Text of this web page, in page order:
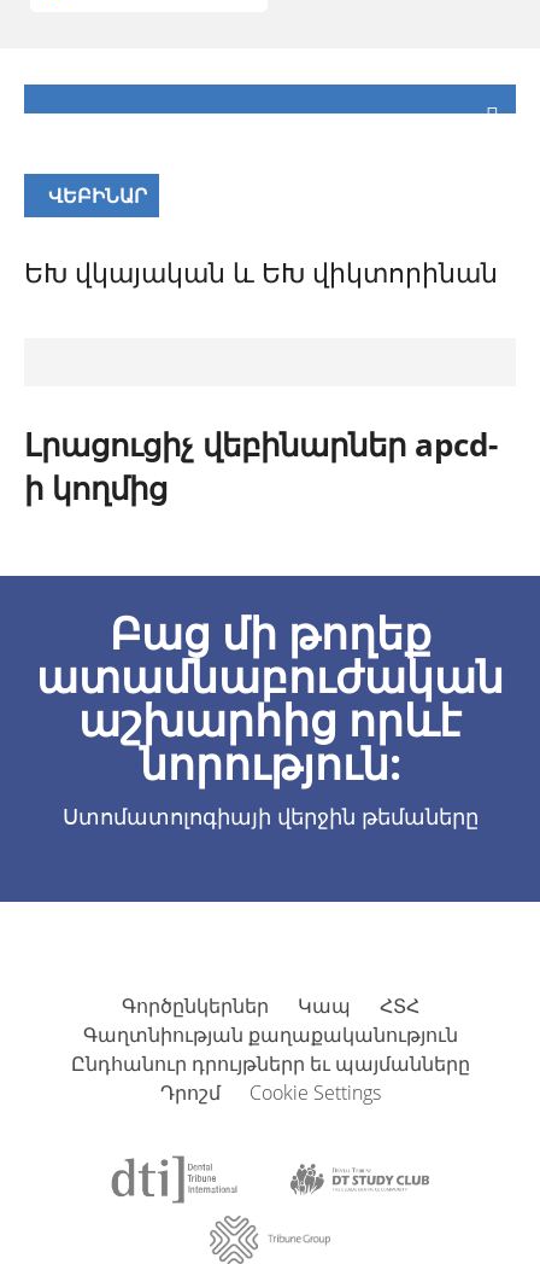
ՎԵԲԻՆԱՐ
ԵԽ վկայական և ԵԽ վիկտորինան
Լրացուցիչ վեբինարներ apcd-
ի կողմից
Բաց մի թողեք
ատամնաբուժական
աշխարհից որևէ
նորություն:
Ստոմատոլոգիայի վերջին թեմաները
Գործընկերներ Կապ
ՀՏՀ
Գաղտնիության քաղաքականություն
Ընդհանուր դրույթներր եւ պայմանները
Դրոշմ
Cookie Settings